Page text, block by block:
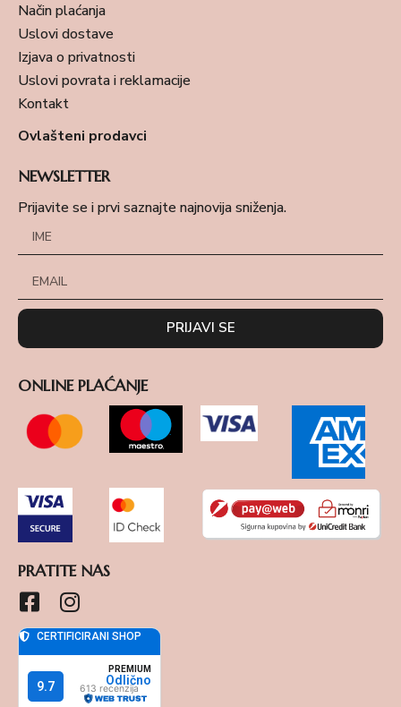
Način plaćanja
Uslovi dostave
Izjava o privatnosti
Uslovi povrata i reklamacije
Kontakt
Ovlašteni prodavci
NEWSLETTER
Prijavite se i prvi saznajte najnovija sniženja.
PRIJAVI SE
ONLINE PLAĆANJE
PRATITE NAS